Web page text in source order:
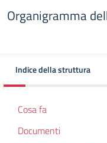
Organigramma
Indice della struttura
Cosa fa
Documenti